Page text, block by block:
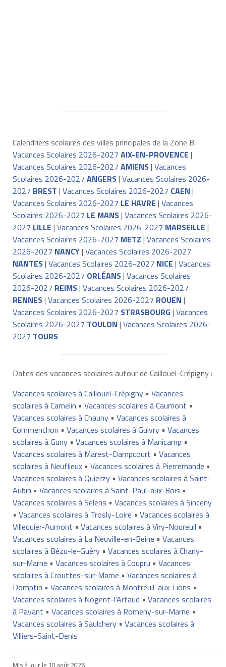
Calendriers scolaires des villes principales de la Zone B :
Vacances Scolaires 2026-2027 AIX-EN-PROVENCE |
Vacances Scolaires 2026-2027 AMIENS| Vacances
Scolaires 2026-2027 ANGERS| Vacances Scolaires 2026-
2027 BREST | Vacances Scolaires 2026-2027 CAEN |
Vacances Scolaires 2026-2027 LE HAVRE | Vacances
Scolaires 2026-2027 LE MANS| Vacances Scolaires 2026-
2027 LILLE | Vacances Scolaires 2026-2027 MARSEILLE |
Vacances Scolaires 2026-2027 METZ | Vacances Scolaires
2026-2027 NANCY| Vacances Scolaires 2026-2027
NANTES| Vacances Scolaires 2026-2027 NICE | Vacances
Scolaires 2026-2027 ORLÉANS| Vacances Scolaires
2026-2027 REIMS| Vacances Scolaires 2026-2027
RENNES| Vacances Scolaires 2026-2027 ROUEN |
Vacances Scolaires 2026-2027 STRASBOURG| Vacances
Scolaires 2026-2027 TOULON | Vacances Scolaires 2026-
2027 TOURS
Dates des vacances scolaires autour de Caillouël-Crépigny :
Vacances scolaires à Caillouël-Crépigny• Vacances
scolaires à Camelin • Vacances scolaires à Caumont •
Vacances scolaires à Chauny• Vacances scolaires à
Commenchon • Vacances scolaires à Guivry• Vacances
scolaires à Guny• Vacances scolaires à Manicamp •
Vacances scolaires à Marest-Dampcourt • Vacances
scolaires à Neuflieux• Vacances scolaires à Pierremande •
Vacances scolaires à Quierzy• Vacances scolaires à Saint-
Aubin • Vacances scolaires à Saint-Paul-aux-Bois •
Vacances scolaires à Selens • Vacances scolaires à Sinceny
• Vacances scolaires à Trosly-Loire • Vacances scolaires à
Villequier-Aumont • Vacances scolaires à Viry-Noureuil •
Vacances scolaires à La Neuville-en-Beine • Vacances
scolaires à Bézu-le-Guéry• Vacances scolaires à Charly-
sur-Marne • Vacances scolaires à Coupru • Vacances
scolaires à Crouttes-sur-Marne • Vacances scolaires à
Domptin • Vacances scolaires à Montreuil-aux-Lions •
Vacances scolaires à Nogent-l'Artaud • Vacances scolaires
à Pavant • Vacances scolaires à Romeny-sur-Marne •
Vacances scolaires à Saulchery• Vacances scolaires à
Villiers-Saint-Denis
Mis à jour le 10 août 2026